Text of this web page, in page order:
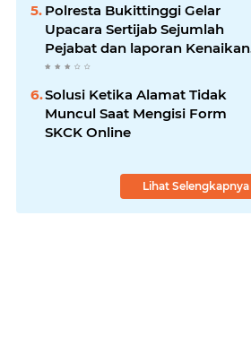
Polresta Bukittinggi Gelar
Upacara Sertijab Sejumlah
Pejabat dan laporan Kenaikan
Pangkat Pengabdian
Solusi Ketika Alamat Tidak
Muncul Saat Mengisi Form
SKCK Online
Lihat Selengkapnya